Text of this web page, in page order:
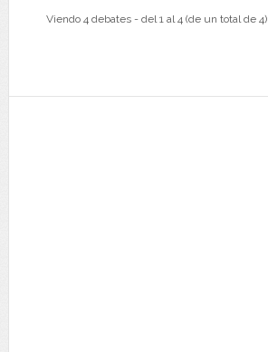
Viendo 4 debates - del 1 al 4 (de un total de 4)